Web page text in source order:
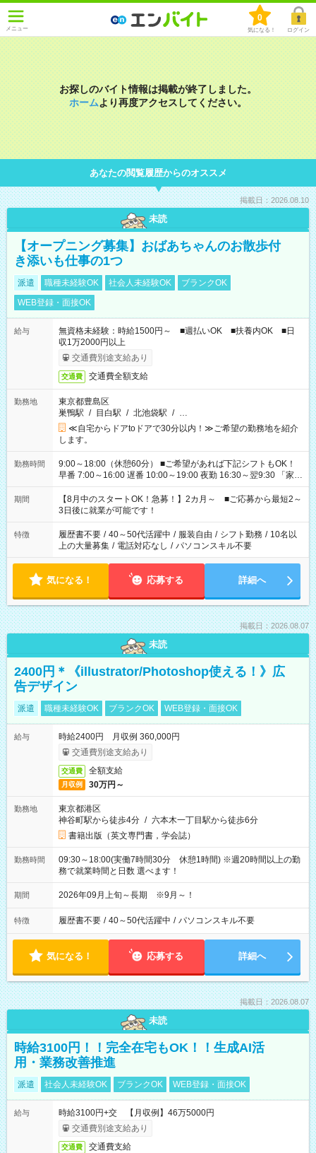
メニュー
0
気になる！ ログイン
お探しのバイト情報は掲載が終了しました。
ホームより再度アクセスしてください。
あなたの閲覧履歴からのオススメ
掲載日：2026.08.10
未読
【オープニング募集】おばあちゃんのお散歩付
き添いも仕事の1つ
派遣 職種未経験OK 社会人未経験OK
ブランクOK
WEB登録・面接OK
給与
無資格未経験：時給1500円～ ■週払いOK ■扶養内OK ■日
収1万2000円以上
交通費別途支給あり
交通費 交通費全額支給
勤務地
東京都豊島区
巣鴨駅 / 目白駅 / 北池袋駅 / …
≪自宅からドアtoドアで30分以内！≫ご希望の勤務地を紹介
します。
勤務時間
9:00～18:00（休憩60分） ■ご希望があれば下記シフトもOK！
早番 7:00～16:00 遅番 10:00～19:00 夜勤 16:30～翌9:30 「家族
と休みを合わせたい」 「余裕を持って夕飯の準備がしたい」
「できれば残業はしたくない」 など、ご希望を教えてください
ね。 ※Wワーク希望の方へ 今ご覧のお仕事で希望する勤務時間
と、もう1つのお仕事の勤務時間。 合計で週40時間を超える場
合は応募できません。
期間
【8月中のスタートOK！急募！】2カ月～ ■ご応募から最短2～
3日後に就業が可能です！
特徴 履歴書不要 / 40～50代活躍中 / 服装自由 / シフト勤務 / 10名以
上の大量募集 / 電話対応なし / パソコンスキル不要
気になる！ 応募する 詳細へ
掲載日：2026.08.07
未読
2400円＊《illustrator/Photoshop使える！》広
告デザイン
派遣 職種未経験OK ブランクOK WEB登録・面接OK
給与
時給2400円 月収例 360,000円
交通費別途支給あり
交通費 全額支給
月収例 30万円～
勤務地
東京都港区
神谷町駅から徒歩4分 / 六本木一丁目駅から徒歩6分
書籍出版（英文専門書，学会誌）
勤務時間
09:30～18:00(実働7時間30分 休憩1時間) ※週20時間以上の勤
務で就業時間と日数 選べます！
期間 2026年09月上旬～長期 ※9月～！
特徴 履歴書不要 / 40～50代活躍中 / パソコンスキル不要
気になる！ 応募する 詳細へ
掲載日：2026.08.07
未読
時給3100円！！完全在宅もOK！！生成AI活
用・業務改善推進
派遣 社会人未経験OK ブランクOK WEB登録・面接OK
給与
時給3100円+交 【月収例】46万5000円
交通費別途支給あり
交通費 交通費支給